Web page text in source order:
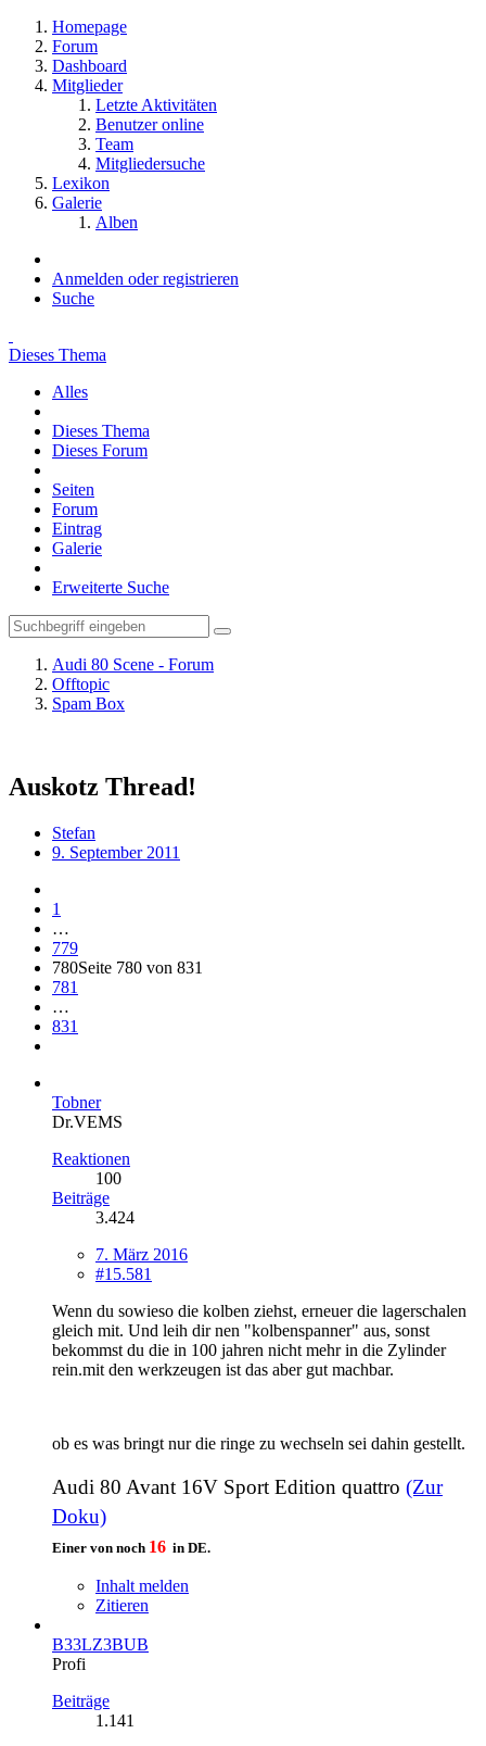
Homepage
Forum
Dashboard
Mitglieder
Letzte Aktivitäten
Benutzer online
Team
Mitgliedersuche
Lexikon
Galerie
Alben
Anmelden oder registrieren
Suche
Dieses Thema
Alles
Dieses Thema
Dieses Forum
Seiten
Forum
Eintrag
Galerie
Erweiterte Suche
Audi 80 Scene - Forum
Offtopic
Spam Box
Auskotz Thread!
Stefan
9. September 2011
1
…
779
780Seite 780 von 831
781
…
831
Tobner
Dr.VEMS
Reaktionen
100
Beiträge
3.424
7. März 2016
#15.581
Wenn du sowieso die kolben ziehst, erneuer die lagerschalen
gleich mit. Und leih dir nen "kolbenspanner" aus, sonst
bekommst du die in 100 jahren nicht mehr in die Zylinder
rein.mit den werkzeugen ist das aber gut machbar.
ob es was bringt nur die ringe zu wechseln sei dahin gestellt.
Audi 80 Avant 16V Sport Edition quattro (Zur
Doku)
Einer von noch 16 in DE.
Inhalt melden
Zitieren
B33LZ3BUB
Profi
Beiträge
1.141